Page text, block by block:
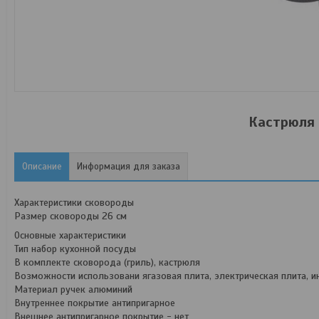
Описание Информация для заказа
Характеристики сковороды
Размер сковороды 26 см
Основные характеристики
Тип набор кухонной посуды
В комплекте сковорода (гриль), кастрюля
Возможности использовани ягазовая плита, электрическая плита,
Материал ручек алюминий
Внутреннее покрытие антипригарное